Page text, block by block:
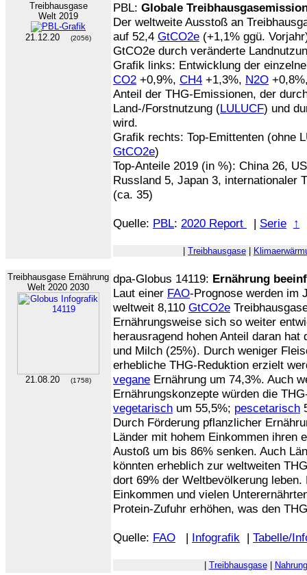
Treibhausgase
Welt 2019
21.12.20 (2056)
PBL: Globale
Der weltweite Ausstoß an
auf 52,4 GtCO2e (+1,1% ggü.
GtCO2e durch veränderte
Grafik links: Entwicklung der
CO2 +0,9%, CH4 +1,3%, N2O
Anteil der THG-Emissionen, der
Land-/Forstnutzung (LULUCF) und
wird.
Grafik rechts: Top-Emittenten (ohne
GtCO2e)
Top-Anteile 2019 (in %): China 26,
Russland 5, Japan 3, internationaler
(ca. 35)
Quelle: PBL: 2020 Report | Serie ↑
Treibhausgase
Treibhausgase Ernährung
Welt 2020 2030
21.08.20 (1758)
dpa-Globus 14119: Ernährung
Laut einer FAO-Prognose werden im
weltweit 8,110 GtCO2e
Ernährungsweise sich so weiter
herausragend hohen Anteil daran
und Milch (25%). Durch weniger
erhebliche THG-Reduktion erzielt
vegane Ernährung um 74,3%. Auch
Ernährungskonzepte würden die
vegetarisch um 55,5%; pescetarisch
Durch Förderung pflanzlicher
Länder mit hohem Einkommen ihren
Austoß um bis 86% senken. Auch
könnten erheblich zur weltweiten
dort 69% der Weltbevölkerung leben.
Einkommen und vielen
Protein-Zufuhr erhöhen, was den
Quelle: FAO | Infografik | Tabelle/
Treibhausgase| Nahrung